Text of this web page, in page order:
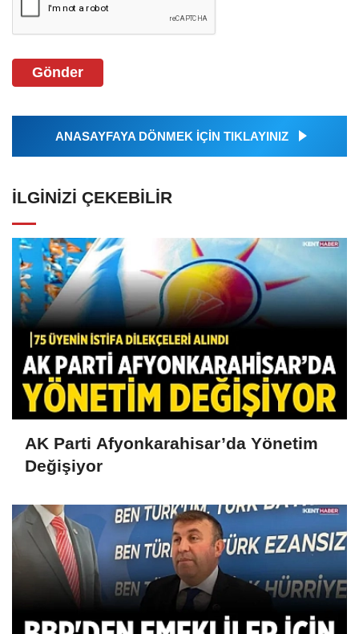
Gönder
ANASAYFAYA DÖNMEK İÇİN TIKLAYINIZ
İLGINIZI ÇEKEBILIR
AK Parti Afyonkarahisar’da Yönetim
Değişiyor